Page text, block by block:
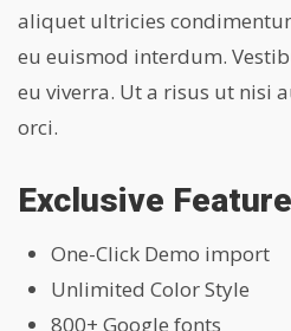
aliquet ultricies
eu euismod interdum.
eu viverra. Ut a risus ut nisi
orci.
Exclusive
One-Click Demo import
Unlimited Color Style
800+ Google fonts